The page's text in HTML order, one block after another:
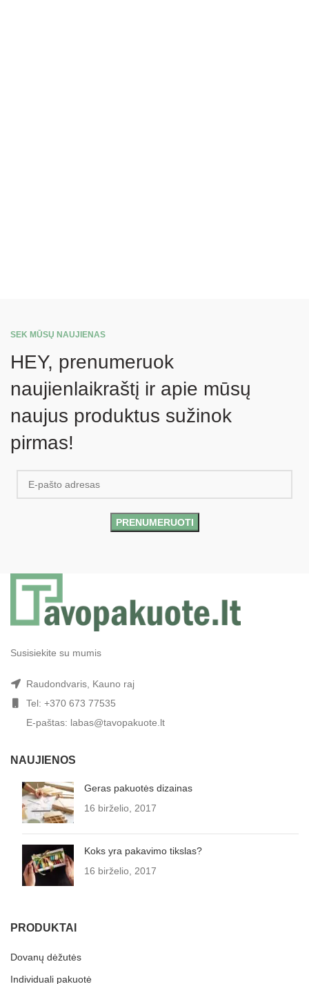
SEK MŪSŲ NAUJIENAS
HEY, prenumeruok
naujienlaikraštį ir apie mūsų
naujus produktus sužinok
pirmas!
Susisiekite su mumis
Raudondvaris, Kauno raj
Tel: +370 673 77535
E-paštas: labas@tavopakuote.lt
NAUJIENOS
Geras pakuotės dizainas
16 birželio, 2017
Koks yra pakavimo tikslas?
16 birželio, 2017
PRODUKTAI
Dovanų dėžutės
Individuali pakuotė